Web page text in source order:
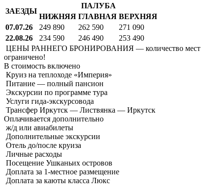
ЗАЕЗДЫ
ПАЛУБА
НИЖНЯЯ ГЛАВНАЯ ВЕРХНЯЯ
07.07.26
249 890 262 590
271 090
22.08.26
234 590 246 490
253 490
ЦЕНЫ РАННЕГО БРОНИРОВАНИЯ — количество мест
ограничено!
В стоимость включено
Круиз на теплоходе «Империя»
Питание — полный пансион
Экскурсии по программе тура
Услуги гида-экскурсовода
Трансфер Иркутск — Листвянка — Иркутск
Оплачивается дополнительно
ж/д или авиабилеты
Дополнительные экскурсии
Отель до/после круиза
Личные расходы
Посещение Ушканьих островов
Доплата за 1-местное размещение
Доплата за каюты класса Люкс